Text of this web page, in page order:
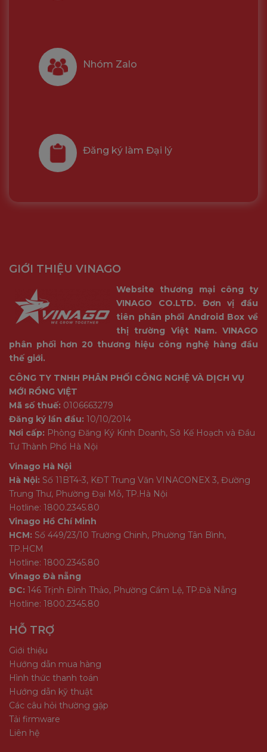
Nhóm Zalo
Đăng ký làm Đại lý
GIỚI THIỆU VINAGO
Website thương mại công ty
VINAGO CO.LTD. Đơn vị đầu
tiên phân phối Android Box về
thị trường Việt Nam. VINAGO
phân phối hơn 20 thương hiệu công nghệ hàng đầu
thế giới.
CÔNG TY TNHH PHÂN PHỐI CÔNG NGHỆ VÀ DỊCH VỤ
MỚI RỒNG VIỆT
Mã số thuế: 0106663279
Đăng ký lần đầu: 10/10/2014
Nơi cấp: Phòng Đăng Ký Kinh Doanh, Sở Kế Hoạch và Đầu
Tư Thành Phố Hà Nội
Vinago Hà Nội
Hà Nội: Số 11BT4-3, KĐT Trung Văn VINACONEX 3, Đường
Trung Thư, Phường Đại Mỗ, TP.Hà Nội
Hotline: 1800.2345.80
Vinago Hồ Chí Minh
HCM: Số 449/23/10 Trường Chinh, Phường Tân Bình,
TP.HCM
Hotline: 1800.2345.80
Vinago Đà nẵng
ĐC: 146 Trịnh Đình Thảo, Phường Cẩm Lệ, TP.Đà Nẵng
Hotline: 1800.2345.80
HỖ TRỢ
Giới thiệu
Hướng dẫn mua hàng
Hình thức thanh toán
Hướng dẫn kỹ thuật
Các câu hỏi thường gặp
Tải firmware
Liên hệ